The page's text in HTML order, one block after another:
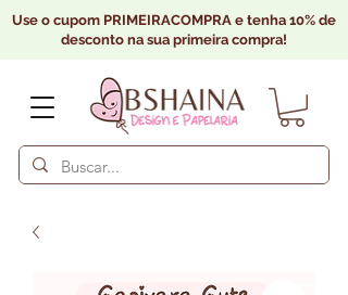
Use o cupom PRIMEIRACOMPRA e tenha 10% de
desconto na sua primeira compra!